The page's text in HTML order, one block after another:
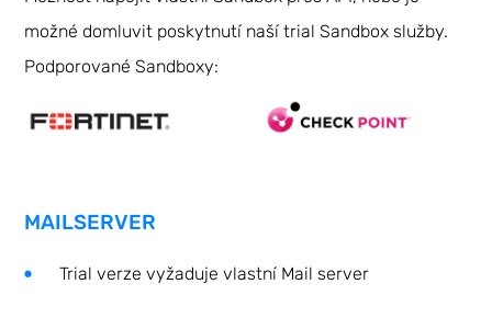
možné domluvit poskytnutí naší trial Sandbox služby.
Podporované Sandboxy:
MAILSERVER
Trial verze vyžaduje vlastní Mail server